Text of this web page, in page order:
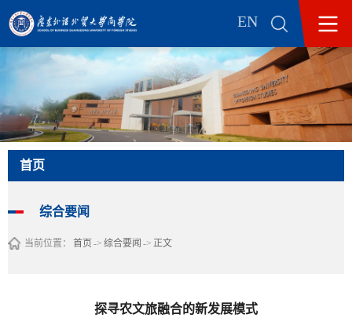
EN
首页
综合要闻
当前位置： 首页 -> 综合要闻 -> 正文
探寻农文旅融合的新发展模式